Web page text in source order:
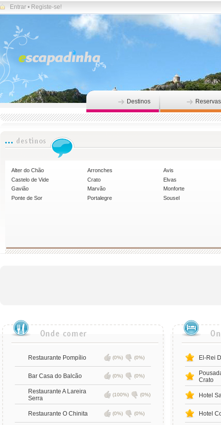
Entrar • Registe-se!
Destinos Reservas
Alter do Chão Arronches
Avis
Castelo de Vide
Crato
Elvas
Gavião
Marvão
Monforte
Ponte de Sor
Portalegre Sousel
Restaurante Pompílio (0%) (0%)
Bar Casa do Balcão (0%) (0%)
Restaurante A Lareira
Serra
(100%) (0%)
Restaurante O Chinita (0%) (0%)
El-Rei
Crato
Hotel
Hotel